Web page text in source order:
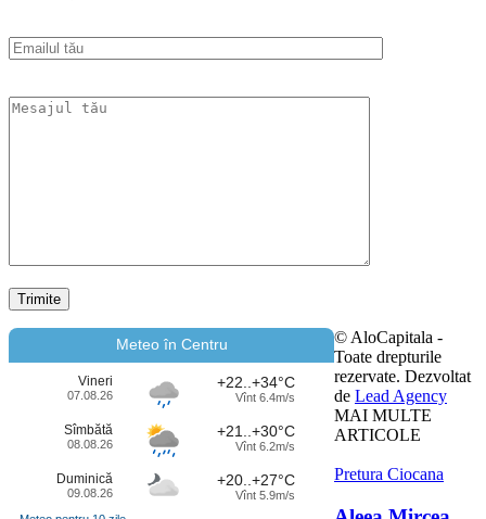
Meteo în Centru
Vineri
07.08.26
+22..+34°C
Vînt 6.4m/s
Sîmbătă
08.08.26
+21..+30°C
Vînt 6.2m/s
Duminică
09.08.26
+20..+27°C
Vînt 5.9m/s
© AloCapitala -
Toate drepturile
rezervate. Dezvoltat
de Lead Agency
MAI MULTE
ARTICOLE
Pretura Ciocana